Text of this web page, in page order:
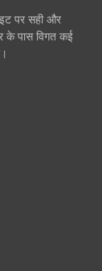
पर सही और
के पास विगत कई